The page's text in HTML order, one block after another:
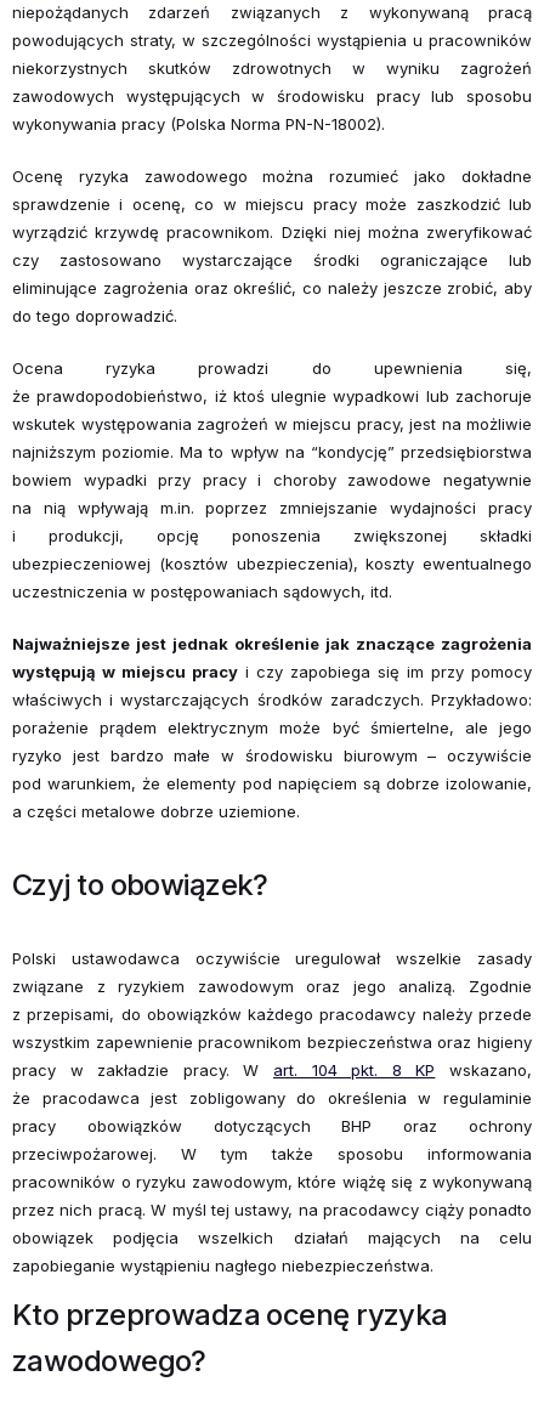
niepożądanych zdarzeń związanych z wykonywaną pracą
powodujących straty, w szczególności wystąpienia u pracowników
niekorzystnych skutków zdrowotnych w wyniku zagrożeń
zawodowych występujących w środowisku pracy lub sposobu
wykonywania pracy (Polska Norma PN-N-18002).
Ocenę ryzyka zawodowego można rozumieć jako dokładne
sprawdzenie i ocenę, co w miejscu pracy może zaszkodzić lub
wyrządzić krzywdę pracownikom. Dzięki niej można zweryfikować
czy zastosowano wystarczające środki ograniczające lub
eliminujące zagrożenia oraz określić, co należy jeszcze zrobić, aby
do tego doprowadzić.
Ocena ryzyka prowadzi do upewnienia się,
że prawdopodobieństwo, iż ktoś ulegnie wypadkowi lub zachoruje
wskutek występowania zagrożeń w miejscu pracy, jest na możliwie
najniższym poziomie. Ma to wpływ na “kondycję” przedsiębiorstwa
bowiem wypadki przy pracy i choroby zawodowe negatywnie
na nią wpływają m.in. poprzez zmniejszanie wydajności pracy
i produkcji, opcję ponoszenia zwiększonej składki
ubezpieczeniowej (kosztów ubezpieczenia), koszty ewentualnego
uczestniczenia w postępowaniach sądowych, itd.
Najważniejsze jest jednak określenie jak znaczące zagrożenia
występują w miejscu pracy i czy zapobiega się im przy pomocy
właściwych i wystarczających środków zaradczych. Przykładowo:
porażenie prądem elektrycznym może być śmiertelne, ale jego
ryzyko jest bardzo małe w środowisku biurowym – oczywiście
pod warunkiem, że elementy pod napięciem są dobrze izolowanie,
a części metalowe dobrze uziemione.
Czyj to obowiązek?
Polski ustawodawca oczywiście uregulował wszelkie zasady
związane z ryzykiem zawodowym oraz jego analizą. Zgodnie
z przepisami, do obowiązków każdego pracodawcy należy przede
wszystkim zapewnienie pracownikom bezpieczeństwa oraz higieny
pracy w zakładzie pracy. W art. 104 pkt. 8 KP wskazano,
że pracodawca jest zobligowany do określenia w regulaminie
pracy obowiązków dotyczących BHP oraz ochrony
przeciwpożarowej. W tym także sposobu informowania
pracowników o ryzyku zawodowym, które wiążę się z wykonywaną
przez nich pracą. W myśl tej ustawy, na pracodawcy ciąży ponadto
obowiązek podjęcia wszelkich działań mających na celu
zapobieganie wystąpieniu nagłego niebezpieczeństwa.
Kto przeprowadza ocenę ryzyka
zawodowego?